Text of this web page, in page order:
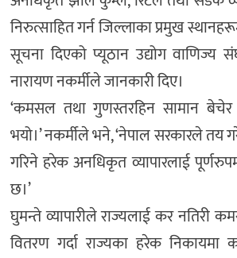
निरुत्साहित गर्न जिल्लाका प्रमुख
सूचना दिएको प्यूठान उद्योग वाणिज्य
नारायण नकर्मीले जानकारी दिए।
‘कमसल तथा गुणस्तरहिन सामान बेचेर
भयो।’ नकर्मीले भने, ‘नेपाल सरकारले तय
गरिने हरेक अनधिकृत व्यापारलाई
छ।’
घुमन्ते व्यापारीले राज्यलाई कर नतिरी
वितरण गर्दा राज्यका हरेक निकायमा